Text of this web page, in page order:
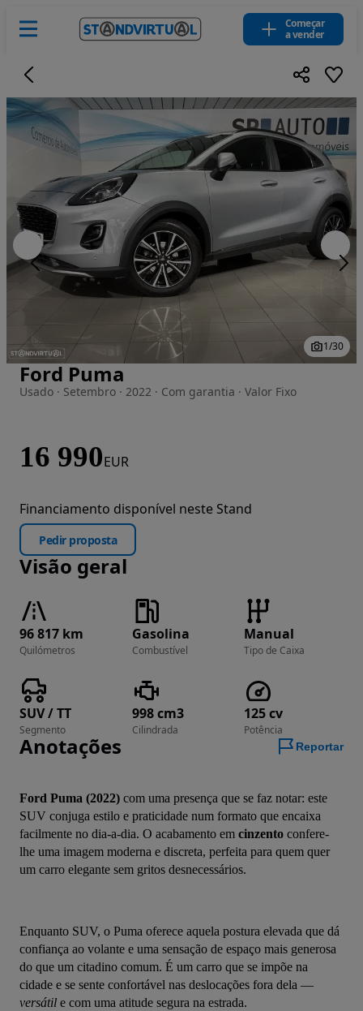
Começar
a vender
Imagem 1 de 30
1/30
Ford Puma
Usado · Setembro · 2022 · Com garantia · Valor Fixo
16 990EUR
Financiamento disponível neste Stand
Pedir proposta
Visão geral
96 817 km
Quilómetros
Gasolina
Combustível
Manual
Tipo de Caixa
SUV / TT
Segmento
998 cm3
Cilindrada
125 cv
Potência
Anotações Reportar
Ford Puma (2022) com uma presença que se faz notar: este
SUV conjuga estilo e praticidade num formato que encaixa
facilmente no dia-a-dia. O acabamento em cinzento confere-
lhe uma imagem moderna e discreta, perfeita para quem quer
um carro elegante sem gritos desnecessários.
Enquanto SUV, o Puma oferece aquela postura elevada que dá
confiança ao volante e uma sensação de espaço mais generosa
do que um citadino comum. É um carro que se impõe na
versátil e com uma atitude segura na estrada.